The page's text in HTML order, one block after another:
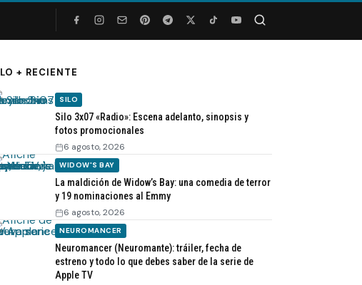
LO + RECIENTE
SILO
Silo 3x07 «Radio»: Escena adelanto, sinopsis y
fotos promocionales
6 agosto, 2026
WIDOW'S BAY
La maldición de Widow’s Bay: una comedia de terror
y 19 nominaciones al Emmy
6 agosto, 2026
NEUROMANCER
Neuromancer (Neuromante): tráiler, fecha de
estreno y todo lo que debes saber de la serie de
Apple TV